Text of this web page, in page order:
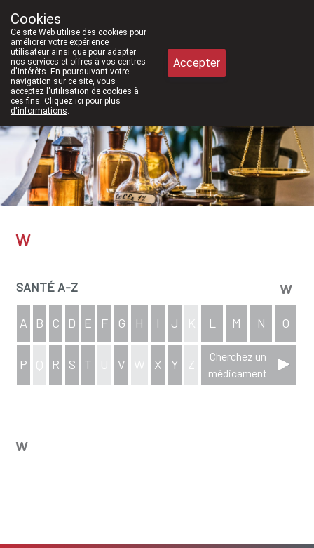
Aujourd'hui
W
SANTÉ A-Z w
A B C D E F G H I J K L M N O
P Q R S T U V W X Y Z
Cherchez un
médicament
w
Cookies
Ce site Web utilise des cookies pour
améliorer votre expérience
utilisateur ainsi que pour adapter
nos services et offres à vos centres
d'intérêts. En poursuivant votre
navigation sur ce site, vous
acceptez l'utilisation de cookies à
ces fins. Cliquez ici pour plus
d'informations.
Accepter